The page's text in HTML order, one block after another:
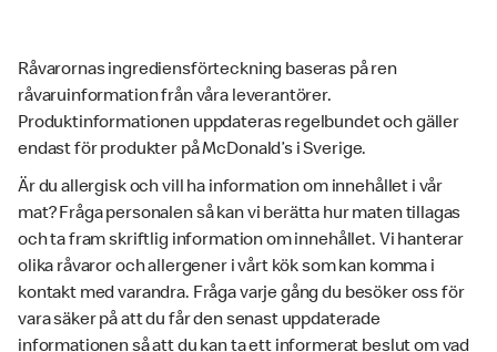
Råvarornas ingrediensförteckning baseras på ren
råvaruinformation från våra leverantörer.
Produktinformationen uppdateras regelbundet och gäller
endast för produkter på McDonald’s i Sverige.
Är du allergisk och vill ha information om innehållet i vår
mat? Fråga personalen så kan vi berätta hur maten tillagas
och ta fram skriftlig information om innehållet. Vi hanterar
olika råvaror och allergener i vårt kök som kan komma i
kontakt med varandra. Fråga varje gång du besöker oss för
vara säker på att du får den senast uppdaterade
informationen så att du kan ta ett informerat beslut om vad